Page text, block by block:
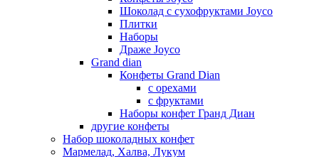
Шоколад с сухофруктами Joyco
Плитки
Наборы
Драже Joyco
Grand dian
Конфеты Grand Dian
с орехами
с фруктами
Наборы конфет Гранд Диан
другие конфеты
Набор шоколадных конфет
Мармелад, Халва, Лукум